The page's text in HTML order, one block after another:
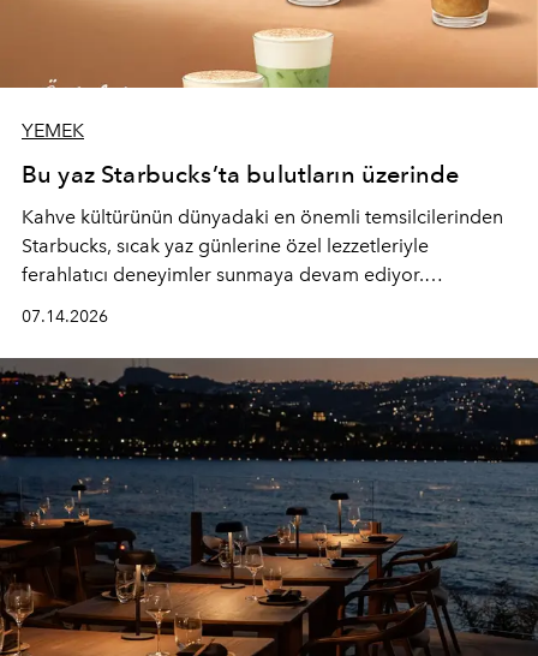
YEMEK
Bu yaz Starbucks’ta bulutların üzerinde
Kahve kültürünün dünyadaki en önemli temsilcilerinden
Starbucks, sıcak yaz günlerine özel lezzetleriyle
ferahlatıcı deneyimler sunmaya devam ediyor.
yepyeni Cloud Frappuccino® Blended Beverage çeşitleri
ve yiyecek alternatifleri yazın keyfine lezzet katıyor.
07.14.2026